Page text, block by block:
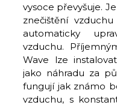
vysoce převyšuje.
znečištění
automaticky
vzduchu.
Wave lze
jako náhradu za
fungují jak známo
vzduchu, s